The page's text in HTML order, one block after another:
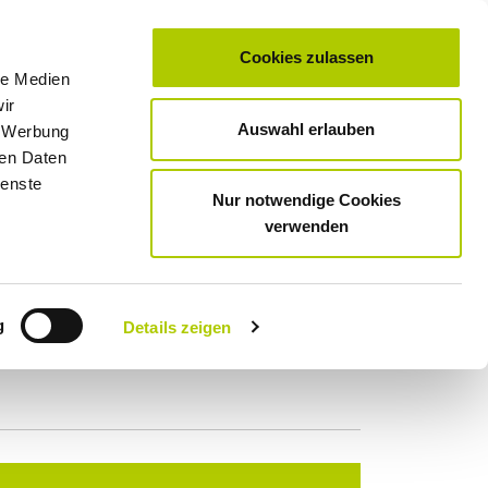
Medien
Daten
Details zeigen
Cookies zulassen
Auswahl erlauben
Nur notwendige Cookies
verwenden
Standorte & Öffnungszeiten Kontakt Karriere
SERVICE GEWERBE­KUNDEN